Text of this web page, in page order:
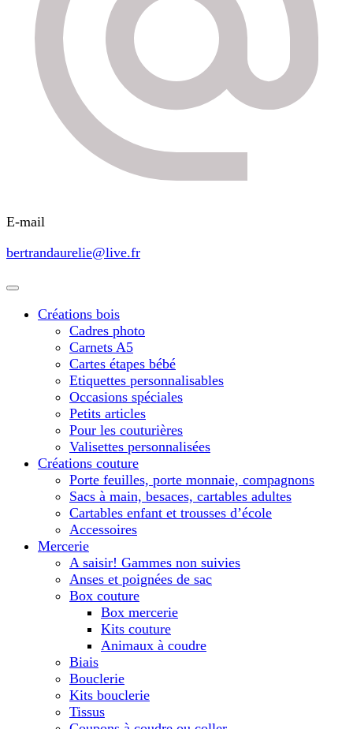
E-mail
bertrandaurelie@live.fr
Créations bois
Cadres photo
Carnets A5
Cartes étapes bébé
Etiquettes personnalisables
Occasions spéciales
Petits articles
Pour les couturières
Valisettes personnalisées
Créations couture
Porte feuilles, porte monnaie, compagnons
Sacs à main, besaces, cartables adultes
Cartables enfant et trousses d’école
Accessoires
Mercerie
A saisir! Gammes non suivies
Anses et poignées de sac
Box couture
Box mercerie
Kits couture
Animaux à coudre
Biais
Bouclerie
Kits bouclerie
Tissus